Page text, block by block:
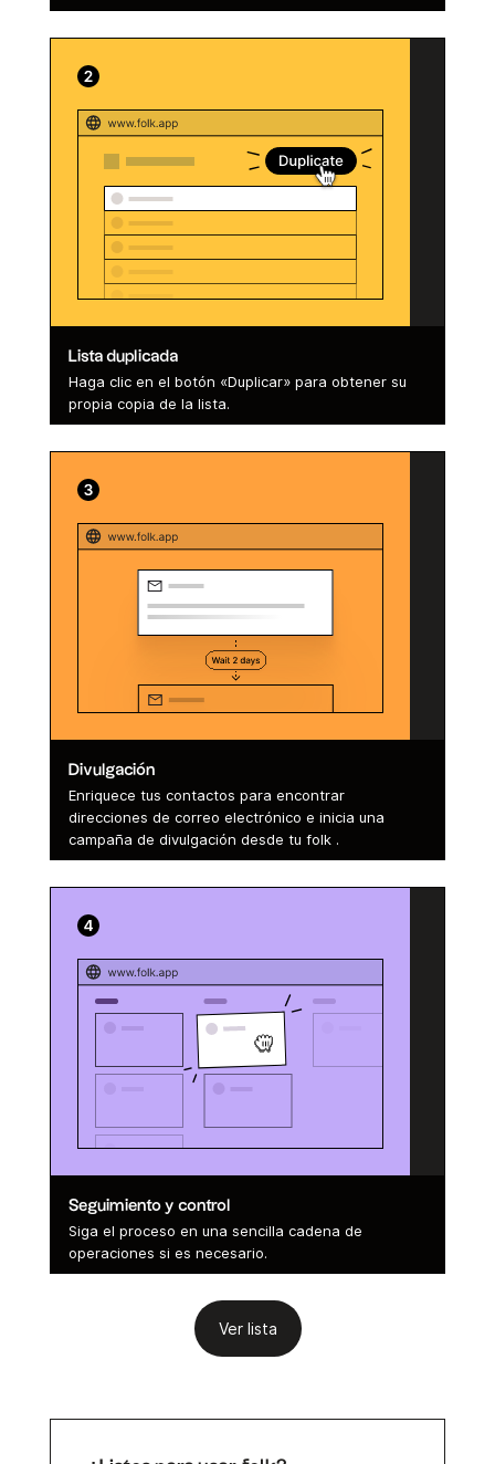
Lista duplicada
Haga clic en el botón «Duplicar» para obtener su
propia copia de la lista.
Divulgación
Enriquece tus contactos para encontrar
direcciones de correo electrónico e inicia una
campaña de divulgación desde tu folk .
Seguimiento y control
Siga el proceso en una sencilla cadena de
operaciones si es necesario.
Ver lista